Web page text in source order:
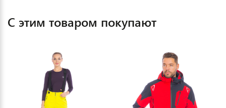
С этим товаром покупают